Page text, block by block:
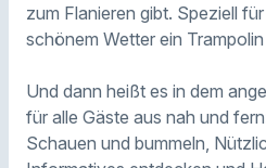
zum Flanieren gibt. Speziell
schönem Wetter ein
Und dann heißt es in dem
für alle Gäste aus nah und
Schauen und bummeln,